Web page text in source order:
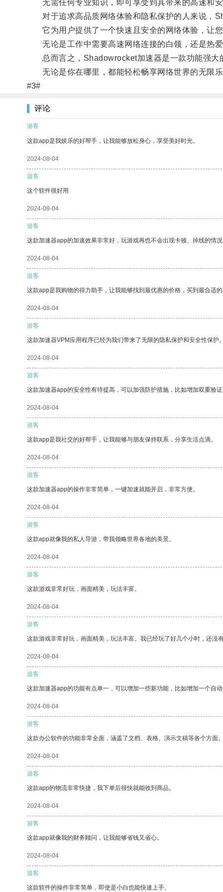
无需任何专业知识，即可享受到其带来的高速和
对于追求高品质网络体验和隐私保护的人来说，
它为用户提供了一个快速且安全的网络体验，让您
无论是工作中需要高速网络连接的白领，还是热
总而言之，Shadowrocket加速器是一款功能强大
无论是你在哪里，都能轻松畅享网络世界的无限
#3#
评论
游客
这款app是我娱乐的好帮手，让我能够放松身心，享受美好时光。
2024-08-04
游客
这个软件很好用
2024-08-04
游客
这款加速器app的加速效果非常好，玩游戏再也不会出现卡顿、掉线的情
2024-08-04
游客
这款app是我购物的得力助手，让我能够找到最优惠的价格，买到最合适
2024-08-04
游客
这款加速器VPM应用程序已经为我们带来了无限的隐私保护和安全性保护
2024-08-04
游客
这款加速器app的安全性有待提高，可以加强防护措施，比如增加双重验
2024-08-04
游客
这款app是我社交的好帮手，让我能够与朋友保持联系，分享生活点滴。
2024-08-04
游客
这款加速器app的操作非常简单，一键加速就能开启，非常方便。
2024-08-04
游客
这款app就像我的私人导游，带我领略世界各地的美景。
2024-08-04
游客
这款游戏非常好玩，画面精美，玩法丰富。
2024-08-04
游客
这款游戏非常好玩，画面精美，玩法丰富。我已经玩了好几个小时，还没
2024-08-04
游客
这款加速器app的功能有点单一，可以增加一些新功能，比如增加一个自
2024-08-04
游客
这款办公软件的功能非常全面，涵盖了文档、表格、演示文稿等各个方面
2024-08-04
游客
这款app的物流非常快捷，我下单后很快就能收到商品。
2024-08-04
游客
这款app就像我的财务顾问，让我能够省钱又省心。
2024-08-04
游客
这款软件的操作非常简单，即使是小白也能快速上手。